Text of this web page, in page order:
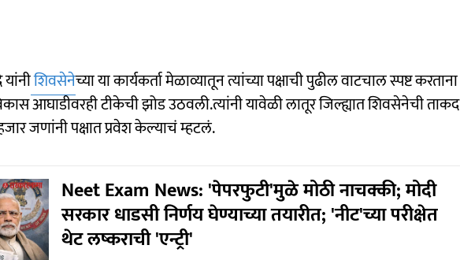
शिवसेनेच्या या कार्यकर्ता मेळाव्यातून त्यांच्या पक्षाची पुढील वाटचाल स्पष्ट करताना
आघाडीवरही टीकेची झोड उठवली.त्यांनी यावेळी लातूर जिल्ह्यात शिवसेनेची ताकद
जणांनी पक्षात प्रवेश केल्याचं म्हटलं.
Neet Exam News: 'पेपरफुटी'मुळे मोठी नाचक्की; मोदी
सरकार धाडसी निर्णय घेण्याच्या तयारीत; 'नीट'च्या परीक्षेत
थेट लष्कराची 'एन्ट्री'